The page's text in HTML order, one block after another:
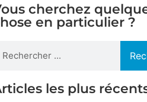
cherchez
en particulier ?
les plus